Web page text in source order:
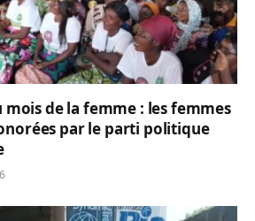
mois de la femme : les femmes
par le parti politique